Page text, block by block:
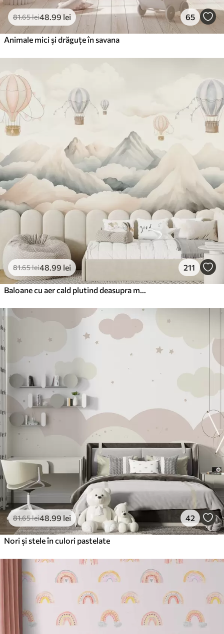
81.65lei48.99 lei 65
Animale mici și drăguțe în savana
81.65lei48.99 lei 211
Baloane cu aer cald plutind deasupra munților în tonuri pastelate neutre și moi
81.65lei48.99 lei 42
Nori și stele în culori pastelate